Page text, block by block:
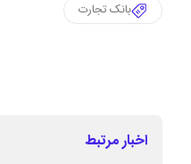
بانک تجارت
اخبار مرتبط